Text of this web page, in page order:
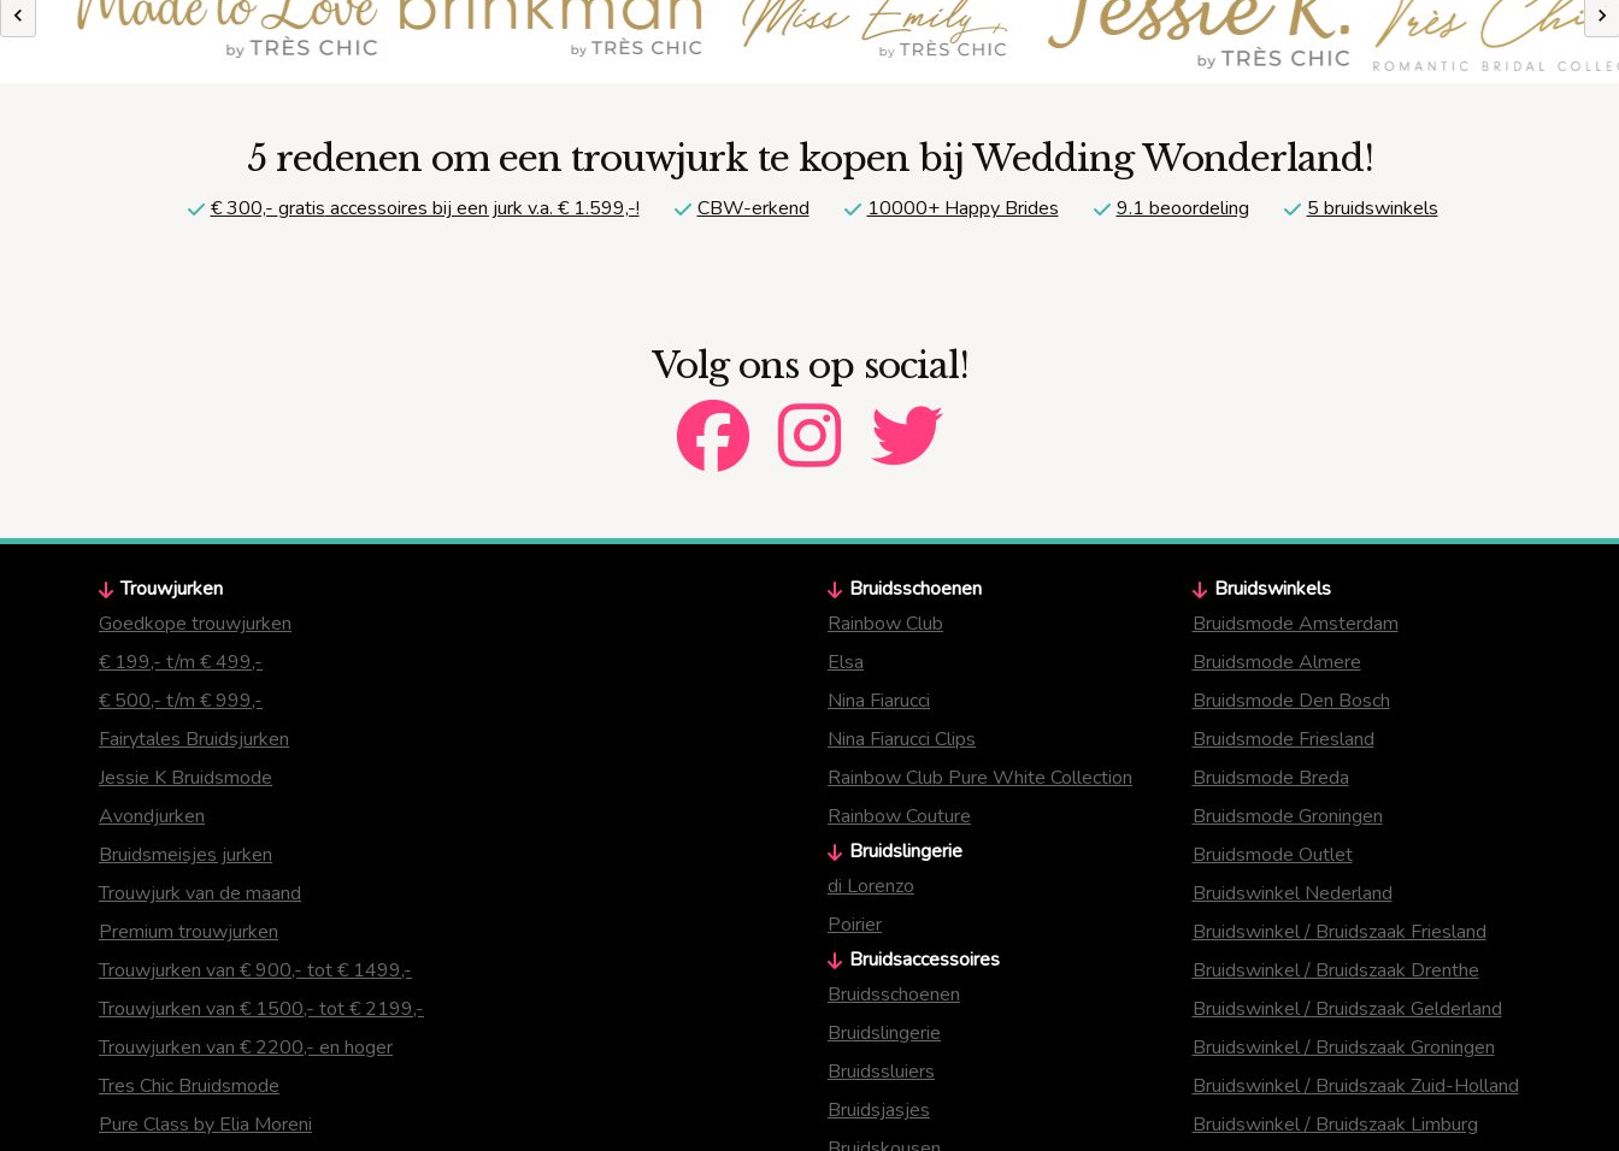
Previous
5 redenen om een trouwjurk te kopen bij Wedding Wonderland!
€ 300,- gratis accessoires bij een jurk v.a. € 1.599,-! CBW-erkend 10000+ Happy Brides 9.1 beoordeling 5 bruidswinkels
Volg ons op social!
Trouwjurken
Goedkope trouwjurken
€ 199,- t/m € 499,-
€ 500,- t/m € 999,-
Fairytales Bruidsjurken
Jessie K Bruidsmode
Avondjurken
Bruidsmeisjes jurken
Trouwjurk van de maand
Premium trouwjurken
Trouwjurken van € 900,- tot € 1499,-
Trouwjurken van € 1500,- tot € 2199,-
Trouwjurken van € 2200,- en hoger
Tres Chic Bruidsmode
Pure Class by Elia Moreni
Bruidsschoenen
Rainbow Club
Elsa
Nina Fiarucci
Nina Fiarucci Clips
Rainbow Club Pure White Collection
Rainbow Couture
Bruidslingerie
di Lorenzo
Poirier
Bruidsaccessoires
Bruidsschoenen
Bruidslingerie
Bruidssluiers
Bruidsjasjes
Bruidswinkels
Bruidsmode Amsterdam
Bruidsmode Almere
Bruidsmode Den Bosch
Bruidsmode Friesland
Bruidsmode Breda
Bruidsmode Groningen
Bruidsmode Outlet
Bruidswinkel Nederland
Bruidswinkel / Bruidszaak Friesland
Bruidswinkel / Bruidszaak Drenthe
Bruidswinkel / Bruidszaak Gelderland
Bruidswinkel / Bruidszaak Groningen
Bruidswinkel / Bruidszaak Zuid-Holland
Bruidswinkel / Bruidszaak Limburg